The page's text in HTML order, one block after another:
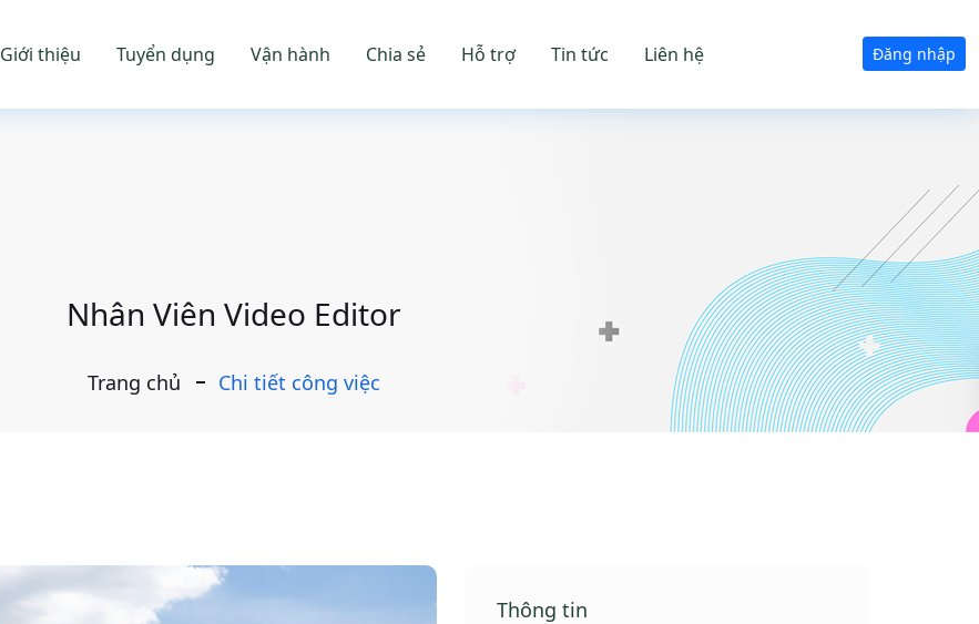
Giới thiệu Tuyển dụng Vận hành Chia sẻ Hỗ trợ Tin tức Liên hệ Đăng nhập
Nhân Viên Video Editor
Trang chủ Chi tiết công việc
Thông tin